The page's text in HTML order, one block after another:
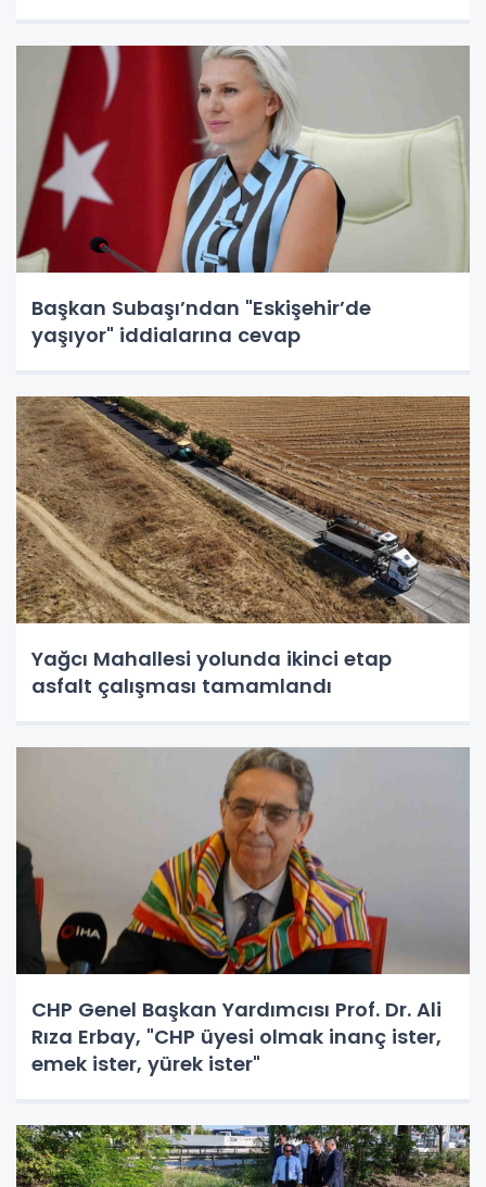
Başkan Subaşı’ndan "Eskişehir’de
yaşıyor" iddialarına cevap
Yağcı Mahallesi yolunda ikinci etap
asfalt çalışması tamamlandı
CHP Genel Başkan Yardımcısı Prof. Dr. Ali
Rıza Erbay, "CHP üyesi olmak inanç ister,
emek ister, yürek ister"